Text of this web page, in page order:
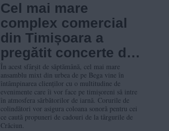
Cel mai mare
complex comercial
din Timișoara a
pregătit concerte de
colinde, serbări și
târguri tematice de
Crăciun, în weekend
În acest sfârșit de săptămână, cel mai mare
ansamblu mixt din urbea de pe Bega vine în
întâmpinarea clienților cu o multitudine de
evenimente care îi vor face pe timișoreni să intre
în atmosfera sărbătorilor de iarnă. Corurile de
colindători vor asigura coloana sonoră pentru cei
ce caută propuneri de cadouri de la târgurile de
Crăciun.